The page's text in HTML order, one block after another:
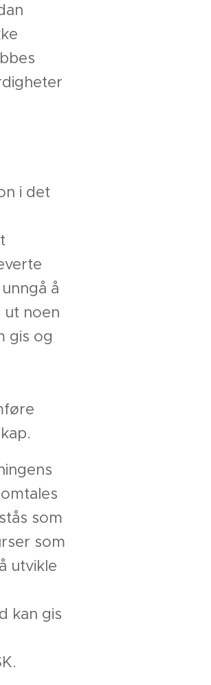
i det
å
ut noen
gis og
som
som
utvikle
kan gis